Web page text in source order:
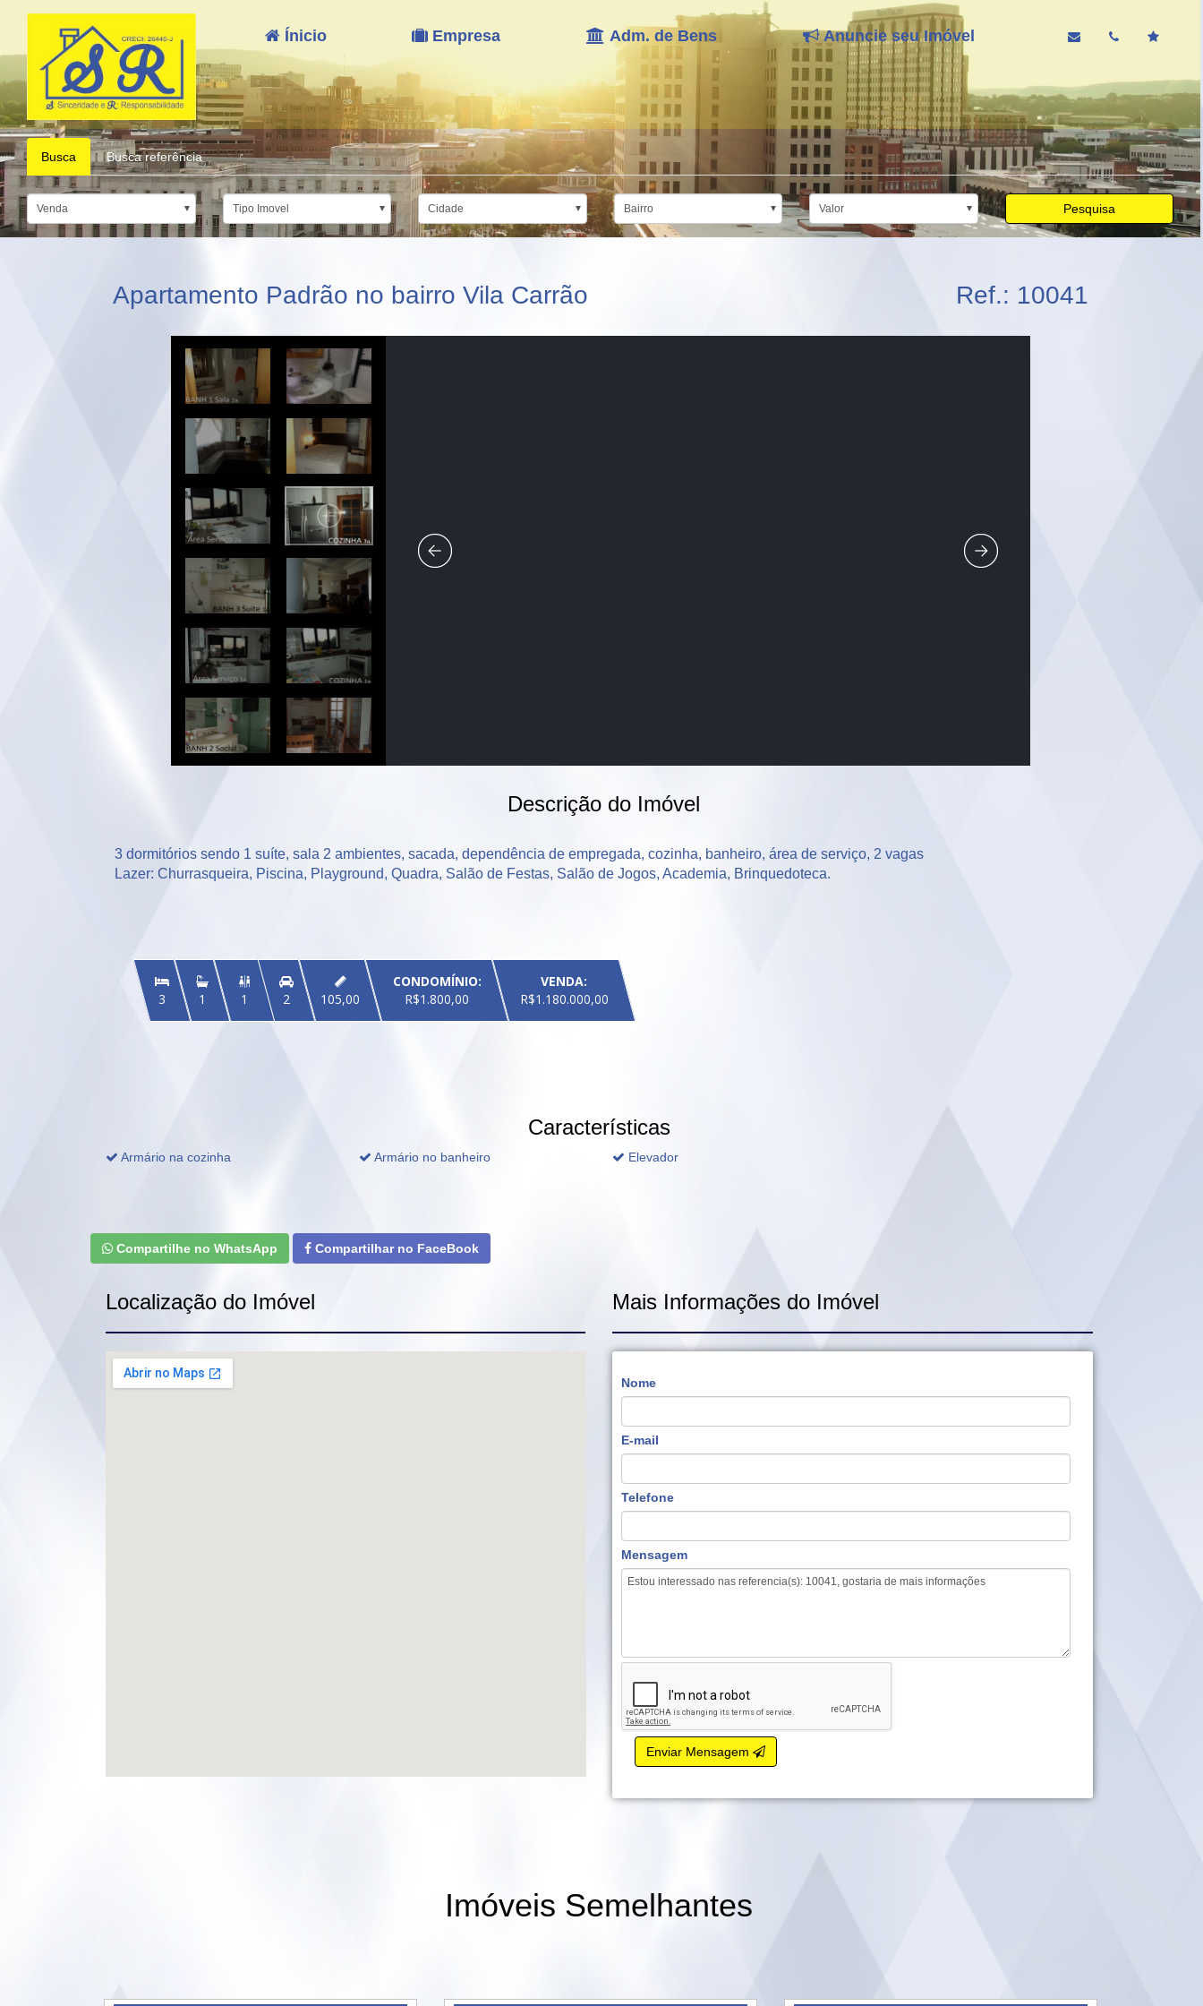
Ínicio Empresa Adm. de Bens Anuncie seu Imóvel
Busca Busca referência
Venda Tipo Imovel Cidade Bairro Valor Pesquisa
Apartamento Padrão no bairro Vila Carrão Ref.: 10041
Descrição do Imóvel
3 dormitórios sendo 1 suíte, sala 2 ambientes, sacada, dependência de empregada, cozinha, banheiro, área de serviço, 2 vagas
Lazer: Churrasqueira, Piscina, Playground, Quadra, Salão de Festas, Salão de Jogos, Academia, Brinquedoteca.
3 1

1 2

105,00
CONDOMÍNIO:
R$1.800,00
VENDA:
R$1.180.000,00
Características
Armário na cozinha Armário no banheiro Elevador
Compartilhe no WhatsApp Compartilhar no FaceBook
Localização do Imóvel Mais Informações do Imóvel
Nome
E-mail
Telefone
Mensagem
Enviar Mensagem
Imóveis Semelhantes